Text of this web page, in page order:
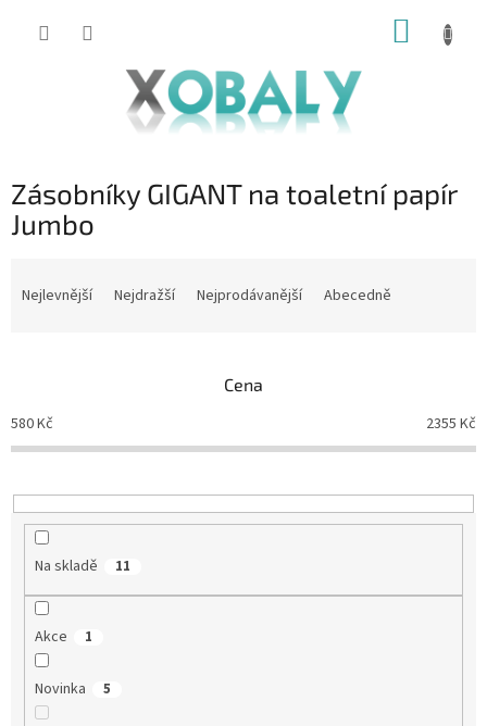
KOŠÍK
Zásobníky GIGANT na toaletní papír
Jumbo
p
r
o
u
Nejlevnější Nejdražší Nejprodávanější Abecedně
Cena
580Kč 2355 Kč
Na skladě 11
Akce 1
Novinka 5